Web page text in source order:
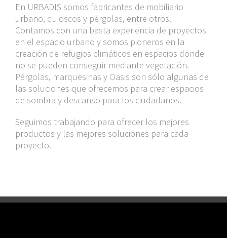
En URBADIS somos fabricantes de mobiliario
urbano, quioscos y pérgolas, entre otros.
Contamos con una basta experiencia de proyectos
en el espacio urbano y somos pioneros en la
creación de refugios climáticos en espacios donde
no se pueden conseguir mediante vegetación.
Pérgolas, marquesinas y Oasis son sólo algunas de
las soluciones que ofrecemos para crear espacios
de sombra y descanso para los ciudadanos.
Seguimos trabajando para ofrecer los mejores
productos y las mejores soluciones para cada
proyecto.